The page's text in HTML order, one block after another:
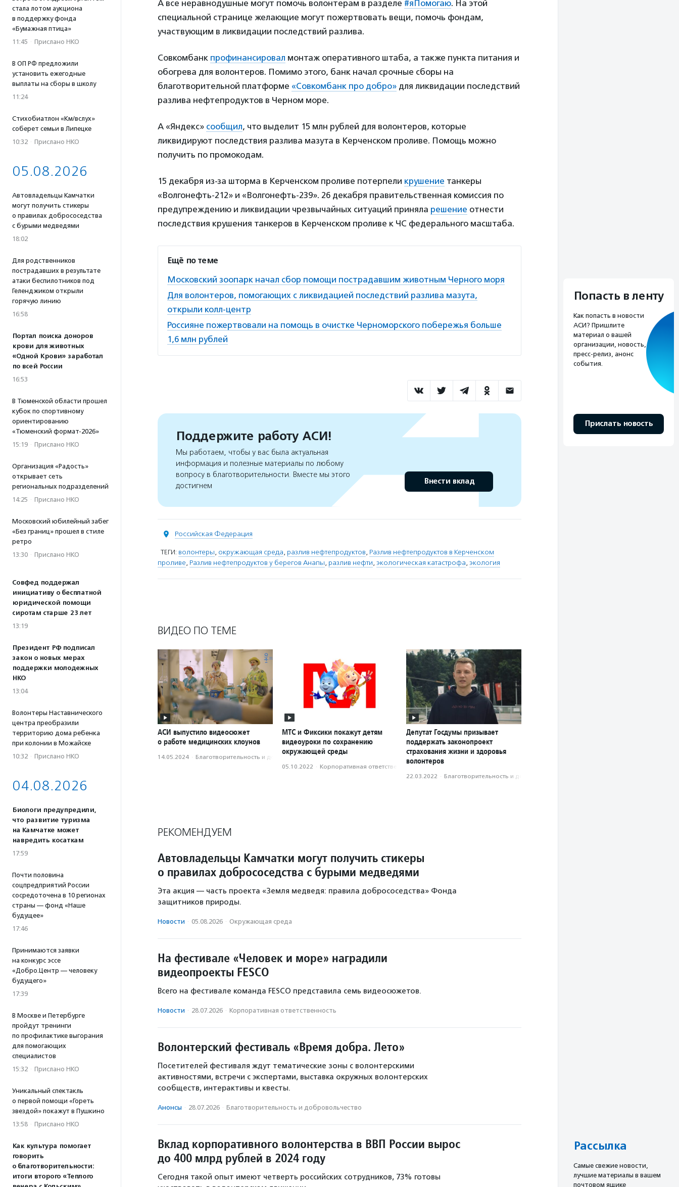
стала лотом аукциона
в поддержку фонда
«Бумажная птица»
11:45 · Прислано НКО
В ОП РФ предложили
установить ежегодные
выплаты на сборы в школу
11:24
Стихобиатлон «Км/вслух»
соберет семьи в Липецке
10:32 · Прислано НКО
05.08.2026
Автовладельцы Камчатки
могут получить стикеры
о правилах добрососедства
с бурыми медведями
18:02
Для родственников
пострадавших в результате
атаки беспилотников под
Геленджиком открыли
горячую линию
16:58
Портал поиска доноров
крови для животных
«Одной Крови» заработал
по всей России
16:53
В Тюменской области прошел
кубок по спортивному
ориентированию
«Тюменский формат-2026»
15:19 · Прислано НКО
Организация «Радость»
открывает сеть
региональных подразделений
14:25 · Прислано НКО
Московский юбилейный забег
«Без границ» прошел в стиле
ретро
13:30 · Прислано НКО
Совфед поддержал
инициативу о бесплатной
юридической помощи
сиротам старше 23 лет
13:19
Президент РФ подписал
закон о новых мерах
поддержки молодежных
НКО
13:04
Волонтеры Наставнического
центра преобразили
территорию дома ребенка
при колонии в Можайске
10:32 · Прислано НКО
04.08.2026
Биологи предупредили,
что развитие туризма
на Камчатке может
навредить косаткам
17:59
Почти половина
соцпредприятий России
сосредоточена в 10 регионах
страны — фонд «Наше
будущее»
17:46
Принимаются заявки
на конкурс эссе
«Добро.Центр — человеку
будущего»
17:39
В Москве и Петербурге
пройдут тренинги
по профилактике выгорания
для помогающих
специалистов
15:32 · Прислано НКО
Уникальный спектакль
о первой помощи «Гореть
звездой» покажут в Пушкино
13:58 · Прислано НКО
Как культура помогает
говорить
о благотворительности:
итоги второго «Теплого
А все неравнодушные могут помочь волонтерам в разделе #яПомогаю. На этой
специальной странице желающие могут пожертвовать вещи, помочь фондам,
участвующим в ликвидации последствий разлива.
Совкомбанк профинансировал монтаж оперативного штаба, а также пункта питания и
обогрева для волонтеров. Помимо этого, банк начал срочные сборы на
благотворительной платформе «Совкомбанк про добро» для ликвидации последствий
разлива нефтепродуктов в Черном море.
А «Яндекс» сообщил, что выделит 15 млн рублей для волонтеров, которые
ликвидируют последствия разлива мазута в Керченском проливе. Помощь можно
получить по промокодам.
15 декабря из-за шторма в Керченском проливе потерпели крушение танкеры
«Волгонефть-212» и «Волгонефть-239». 26 декабря правительственная комиссия по
предупреждению и ликвидации чрезвычайных ситуаций приняла решение отнести
последствия крушения танкеров в Керченском проливе к ЧС федерального масштаба.
Ещё по теме
Московский зоопарк начал сбор помощи пострадавшим животным Черного моря
Для волонтеров, помогающих с ликвидацией последствий разлива мазута,
открыли колл-центр
Россияне пожертвовали на помощь в очистке Черноморского побережья больше
1,6 млн рублей
Поддержите работу АСИ!
Мы работаем, чтобы у вас была актуальная
информация и полезные материалы по любому
вопросу в благотворительности. Вместе мы этого
достигнем
Внести вклад
Российская Федерация
ТЕГИ: волонтеры, окружающая среда, разлив нефтепродуктов, Разлив нефтепродуктов в Керченском
проливе, Разлив нефтепродуктов у берегов Анапы, разлив нефти, экологическая катастрофа, экология
ВИДЕО ПО ТЕМЕ
АСИ выпустило видеосюжет
о работе медицинских клоунов
14.05.2024 · Благотвори­тель­ность и доброволь­чест­во
МТС и Фиксики покажут детям
видеоуроки по сохранению
окружающей среды
05.10.2022 · Корпоративная ответственность
Депутат Госдумы призывает
поддержать законопроект
страхования жизни и здоровья
волонтеров
22.03.2022 · Благотвори­тель­ность и доброволь­чест­во
РЕКОМЕНДУЕМ
Автовладельцы Камчатки могут получить стикеры
о правилах добрососедства с бурыми медведями
Эта акция — часть проекта «Земля медведя: правила добрососедства» Фонда
защитников природы.
Новости · 05.08.2026 · Окружающая среда
На фестивале «Человек и море» наградили
видеопроекты FESCO
Всего на фестивале команда FESCO представила семь видеосюжетов.
Новости · 28.07.2026 · Корпоративная ответственность
Волонтерский фестиваль «Время добра. Лето»
Посетителей фестиваля ждут тематические зоны с волонтерскими
активностями, встречи с экспертами, выставка окружных волонтерских
сообществ, интерактивы и квесты.
Анонсы · 28.07.2026 · Благотвори­тель­ность и доброволь­чест­во
Вклад корпоративного волонтерства в ВВП России вырос
до 400 млрд рублей в 2024 году
Сегодня такой опыт имеют четверть российских сотрудников, 73% готовы
Попасть в ленту
Как попасть в новости
АСИ? Пришлите
материал о вашей
организации, новость,
пресс-релиз, анонс
события.
Прислать новость
Рассылка
Cамые свежие новости,
лучшие материалы в вашем
почтовом ящике